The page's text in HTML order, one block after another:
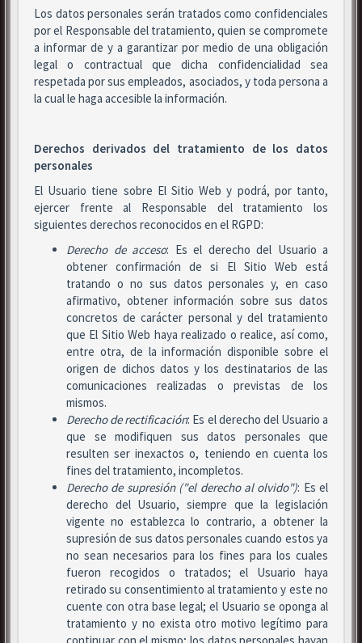
Los datos personales serán tratados como confidenciales
por el Responsable del tratamiento, quien se compromete
a informar de y a garantizar por medio de una obligación
legal o contractual que dicha confidencialidad sea
respetada por sus empleados, asociados, y toda persona a
la cual le haga accesible la información.
Derechos derivados del tratamiento de los datos
personales
El Usuario tiene sobre El Sitio Web y podrá, por tanto,
ejercer frente al Responsable del tratamiento los
siguientes derechos reconocidos en el RGPD:
Derecho de acceso: Es el derecho del Usuario a
obtener confirmación de si El Sitio Web está
tratando o no sus datos personales y, en caso
afirmativo, obtener información sobre sus datos
concretos de carácter personal y del tratamiento
que El Sitio Web haya realizado o realice, así como,
entre otra, de la información disponible sobre el
origen de dichos datos y los destinatarios de las
comunicaciones realizadas o previstas de los
mismos.
Derecho de rectificación: Es el derecho del Usuario a
que se modifiquen sus datos personales que
resulten ser inexactos o, teniendo en cuenta los
fines del tratamiento, incompletos.
Derecho de supresión ("el derecho al olvido"): Es el
derecho del Usuario, siempre que la legislación
vigente no establezca lo contrario, a obtener la
supresión de sus datos personales cuando estos ya
no sean necesarios para los fines para los cuales
fueron recogidos o tratados; el Usuario haya
retirado su consentimiento al tratamiento y este no
cuente con otra base legal; el Usuario se oponga al
tratamiento y no exista otro motivo legítimo para